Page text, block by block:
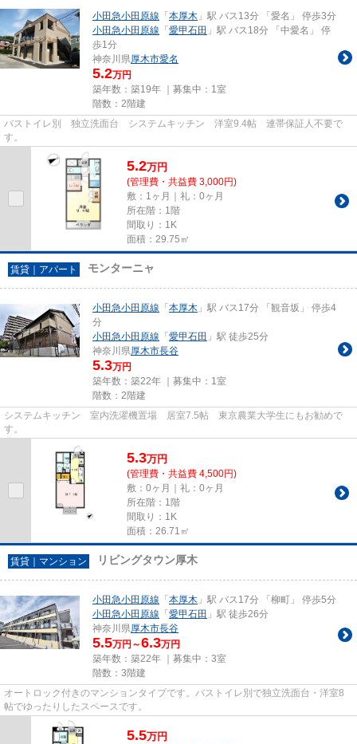
小田急小田原線 「本厚木 」駅 バス13分 「愛名」 停歩3分
小田急小田原線 「愛甲石田 」駅 バス18分 「中愛名」 停
歩1分
神奈川県厚木市愛名
5.2万円
築年数：築19年 ｜募集中： 1室
階数：2階建
バストイレ別 独立洗面台 システムキッチン 洋室9.4帖 連帯保証人不要で
す。
5.2万円
(管理費・共益費 3,000円)
敷：1ヶ月｜礼：0ヶ月
所在階：1階
間取り：1K
面積：29.75㎡
賃貸｜アパート モンターニャ
小田急小田原線 「本厚木 」駅 バス17分 「観音坂」 停歩4
分
小田急小田原線 「愛甲石田 」駅 徒歩25分
神奈川県厚木市長谷
5.3万円
築年数：築22年 ｜募集中： 1室
階数：2階建
システムキッチン 室内洗濯機置場 居室7.5帖 東京農業大学生にもお勧めで
す。
5.3万円
(管理費・共益費 4,500円)
敷：0ヶ月｜礼：0ヶ月
所在階：1階
間取り：1K
面積：26.71㎡
賃貸｜マンション リビングタウン厚木
小田急小田原線 「本厚木 」駅 バス17分 「柳町」 停歩5分
小田急小田原線 「愛甲石田 」駅 徒歩26分
神奈川県厚木市長谷
5.5万円～6.3万円
築年数：築22年 ｜募集中： 3室
階数：3階建
オートロック付きのマンションタイプです。バストイレ別で独立洗面台・洋室8
帖でゆったりしたスペースです。
5.5万円